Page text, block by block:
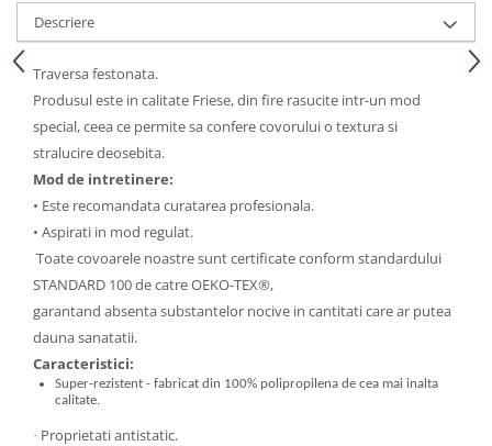
Descriere
Traversa festonata.
Produsul este in calitate Friese, din fire rasucite intr-un mod
special, ceea ce permite sa confere covorului o textura si
stralucire deosebita.
Mod de intretinere:
• Este recomandata curatarea profesionala.
• Aspirati in mod regulat.
Toate covoarele noastre sunt certificate conform standardului
STANDARD 100 de catre OEKO-TEX®,
garantand absenta substantelor nocive in cantitati care ar putea
dauna sanatatii.
Caracteristici:
Super-rezistent - fabricat din 100% polipropilena de cea mai inalta
calitate.
· Proprietati antistatic.